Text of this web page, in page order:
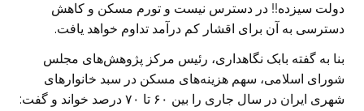
دولت سیزده!! در دسترس نیست و تورم مسکن و کاهش
دسترسی به آن برای اقشار کم درآمد تداوم خواهد یافت.
بنا به گفته بابک نگاهداری، رئیس مرکز پژوهش‌های مجلس
شورای اسلامی، سهم هزینه‌های مسکن در سبد خانوارهای
شهری ایران در سال جاری را بین ۶۰ تا ۷۰ درصد خواند و گفت: